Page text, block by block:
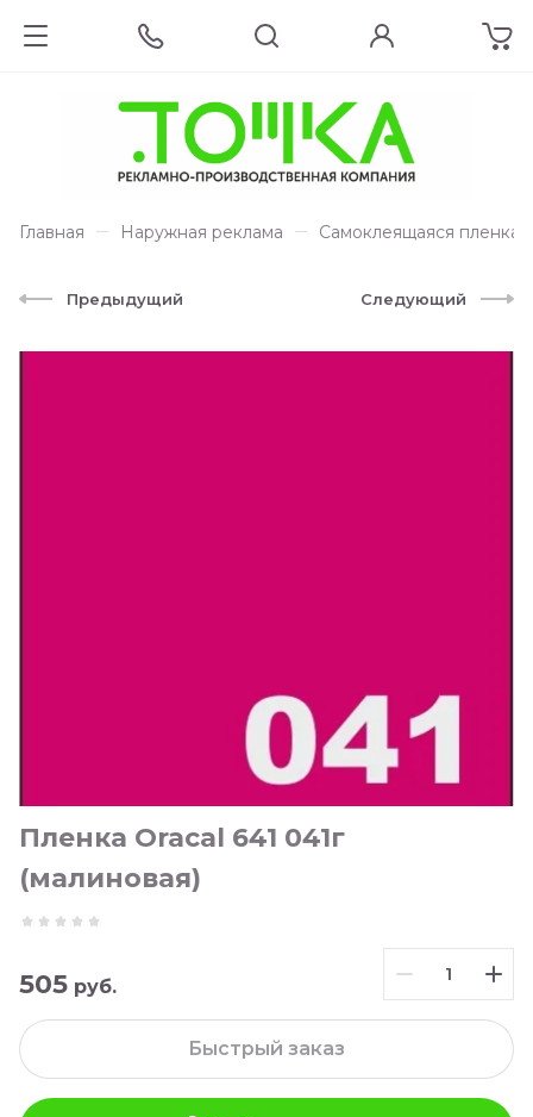
Главная Наружная реклама Самоклеящаяся пленка
Предыдущий Следующий
Пленка Oracal 641 041г
(малиновая)
505 руб.
Быстрый заказ